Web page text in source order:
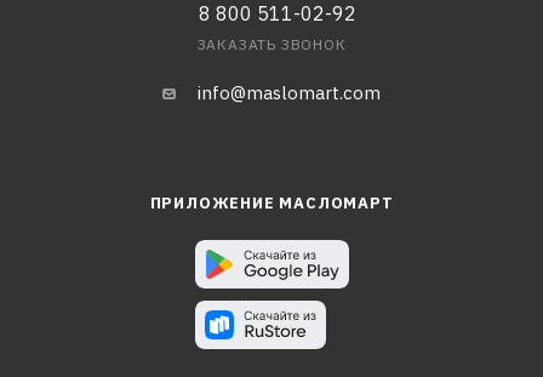
8 800 511-02-92
ЗАКАЗАТЬ ЗВОНОК
info@maslomart.com
ПРИЛОЖЕНИЕ МАСЛОМАРТ